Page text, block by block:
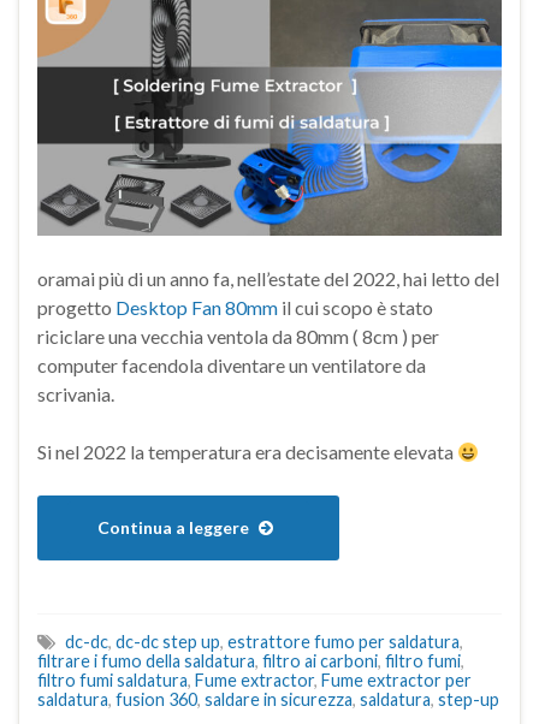
oramai più di un anno fa, nell’estate del 2022, hai letto del
progetto Desktop Fan 80mm il cui scopo è stato
riciclare una vecchia ventola da 80mm ( 8cm ) per
computer facendola diventare un ventilatore da
scrivania.
Si nel 2022 la temperatura era decisamente elevata
Continua a leggere
dc-dc, dc-dc step up, estrattore fumo per saldatura,
filtrare i fumo della saldatura, filtro ai carboni, filtro fumi,
filtro fumi saldatura, Fume extractor, Fume extractor per
saldatura, fusion 360, saldare in sicurezza, saldatura, step-up